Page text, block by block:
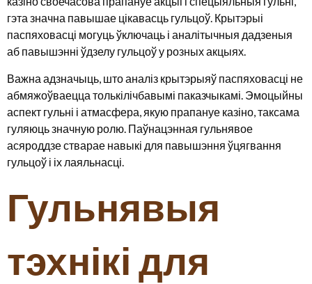
гэта значна павышае цікавасць гульцоў. Крытэрыі
паспяховасці могуць ўключаць і аналітычныя дадзеныя
аб павышэнні ўдзелу гульцоў у розных акцыях.
Важна адзначыць, што аналіз крытэрыяў паспяховасці не
абмяжоўваецца толькілічбавымі паказчыкамі. Эмоцыйны
аспект гульні і атмасфера, якую прапануе казіно, таксама
гуляюць значную ролю. Паўнацэнная гульнявое
асяроддзе стварае навыкі для павышэння ўцягвання
гульцоў і іх лаяльнасці.
Гульнявыя
тэхнікі для